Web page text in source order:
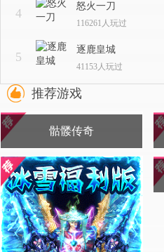
4
怒火一刀
116261人玩过
5
逐鹿皇城
41153人玩过
推荐游戏
骷髅传奇
送500首冲 开始游戏